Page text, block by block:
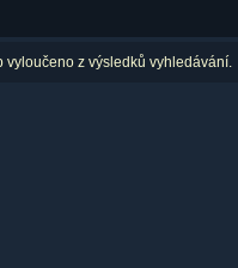
vyloučeno z výsledků vyhledávání.